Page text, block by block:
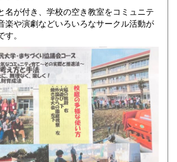
名が付き、学校の空き教室をコミュニテ
楽や演劇などいろいろなサークル活動が
。